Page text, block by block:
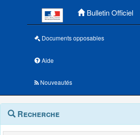
Bulletin Officiel
Documents opposables
Aide
Nouveautés
Navigation
outils
Menu
contextuel
Recherche